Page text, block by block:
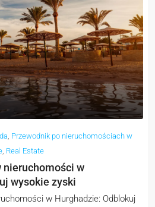
, Przewodnik po nieruchomościach w
, Real Estate
nieruchomości w
wysokie zyski
w Hurghadzie: Odblokuj